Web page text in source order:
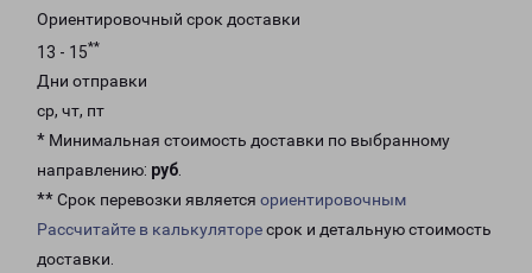
Ориентировочный срок доставки
13 - 15**
Дни отправки
ср, чт, пт
* Минимальная стоимость доставки по выбранному
направлению: руб.
** Срок перевозки является ориентировочным
Рассчитайте в калькуляторесрок и детальную стоимость
доставки.